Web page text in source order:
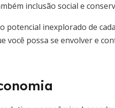
inclusão social e
potencial inexplorado de
você possa se envolver e